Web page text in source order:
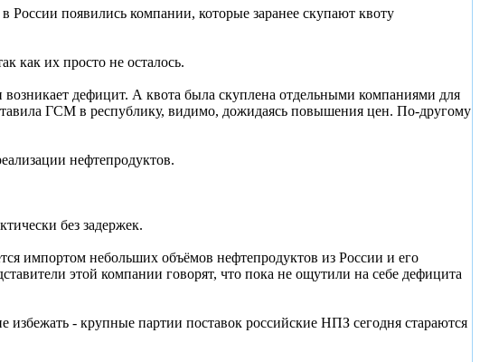
России появились компании, которые заранее скупают квоту
как их просто не осталось.
дефицит. А квота была скуплена отдельными компаниями для
ГСМ в республику, видимо, дожидаясь повышения цен. По-другому
нефтепродуктов.
без задержек.
импортом небольших объёмов нефтепродуктов из России и его
этой компании говорят, что пока не ощутили на себе дефицита
- крупные партии поставок российские НПЗ сегодня стараются